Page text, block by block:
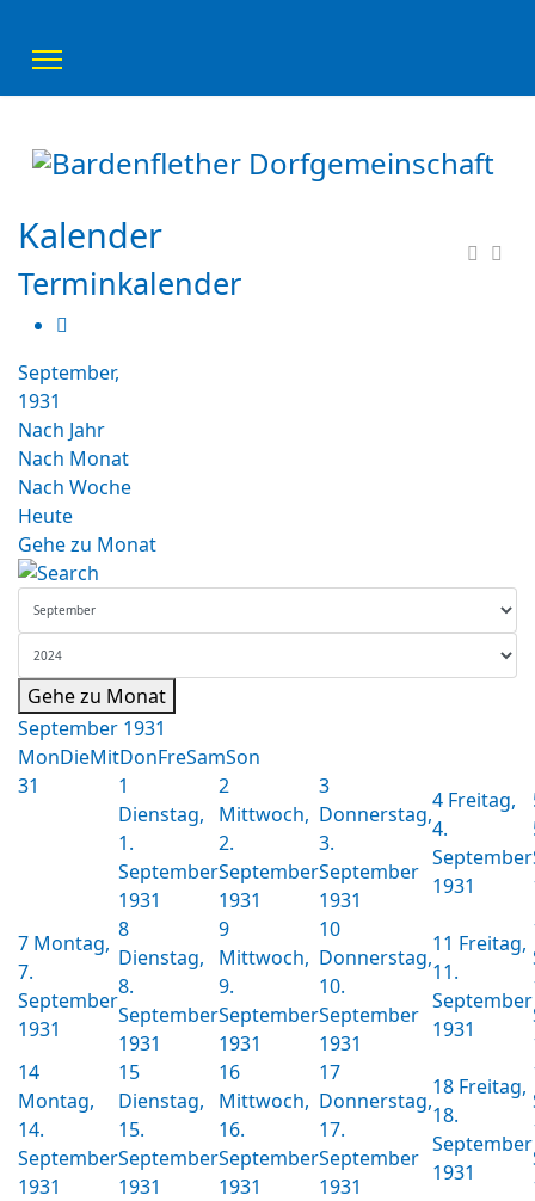
Kalender
Terminkalender
September,
1931
Nach Jahr
Nach Monat
Nach Woche
Heute
Gehe zu Monat
Gehe zu Monat
September 1931
MonDieMitDonFreSamSon
31
1
Dienstag,
1.
September
1931
2
Mittwoch,
2.
September
1931
3
Donnerstag,
3.
September
1931
4 Freitag,
4.
September
1931
7 Montag,
7.
September
1931
8
Dienstag,
8.
September
1931
9
Mittwoch,
9.
September
1931
10
Donnerstag,
10.
September
1931
11 Freitag,
11.
September
1931
14
Montag,
14.
September
1931
15
Dienstag,
15.
September
1931
16
Mittwoch,
16.
September
1931
17
Donnerstag,
17.
September
1931
18 Freitag,
18.
September
1931